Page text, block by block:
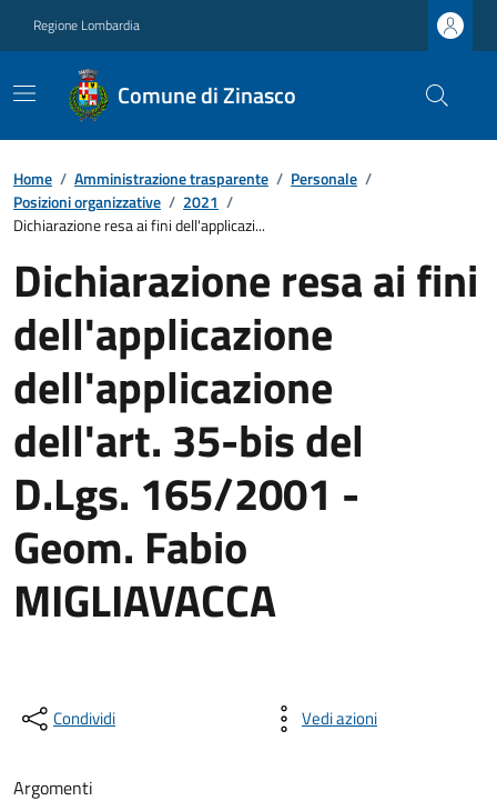
Regione Lombardia
Comune di Zinasco
Home / Amministrazione trasparente / Personale /
Posizioni organizzative / 2021 /
Dichiarazione resa ai fini dell'applicazi...
Dichiarazione resa ai fini
dell'applicazione
dell'applicazione
dell'art. 35-bis del
D.Lgs. 165/2001 -
Geom. Fabio
MIGLIAVACCA
Condividi Vedi azioni
Argomenti